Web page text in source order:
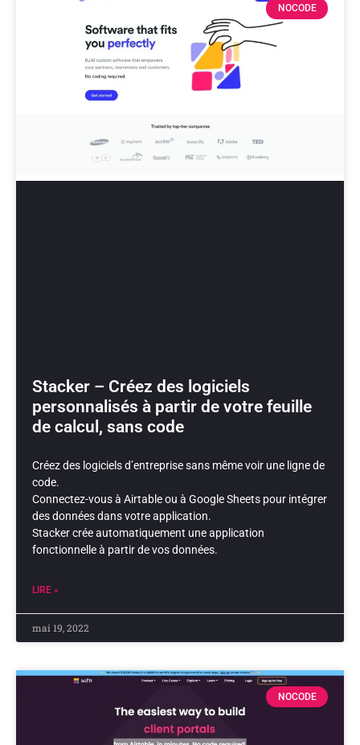
NOCODE
Stacker – Créez des logiciels
personnalisés à partir de votre feuille
de calcul, sans code
Créez des logiciels d’entreprise sans même voir une ligne de
code.
Connectez-vous à Airtable ou à Google Sheets pour intégrer
des données dans votre application.
Stacker crée automatiquement une application
fonctionnelle à partir de vos données.
LIRE »
mai 19, 2022
NOCODE